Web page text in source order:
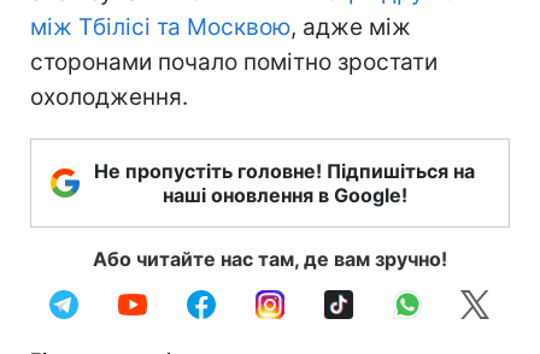
між Тбілісі та Москвою, адже між
сторонами почало помітно зростати
охолодження.
Не пропустіть головне! Підпишіться на
наші оновлення в Google!
Або читайте нас там, де вам зручно!